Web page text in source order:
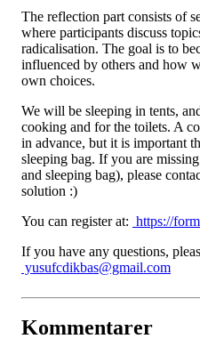
The reflection part consists of
where participants discuss
radicalisation. The goal is to
influenced by others and how
own choices.
We will be sleeping in tents,
cooking and for the toilets. A
in advance, but it is important
sleeping bag. If you are
and sleeping bag), please
solution :)
You can register at: https://
If you have any questions,
yusufcdikbas@gmail.com
Kommentarer